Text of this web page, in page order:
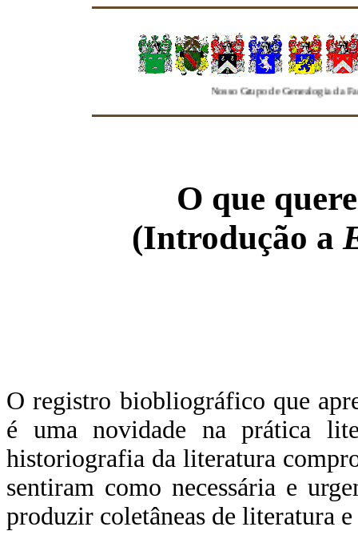
"Nosso Grupo de Genealogia da Familia Freire
O que
(Introdução a
O registro biobliográfico que
é uma novidade na prática
historiografia da literatura
sentiram como necessária e
produzir coletâneas de literatura